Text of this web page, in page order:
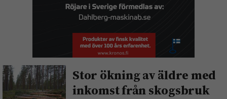
Stor ökning av äldre med
inkomst från skogsbruk